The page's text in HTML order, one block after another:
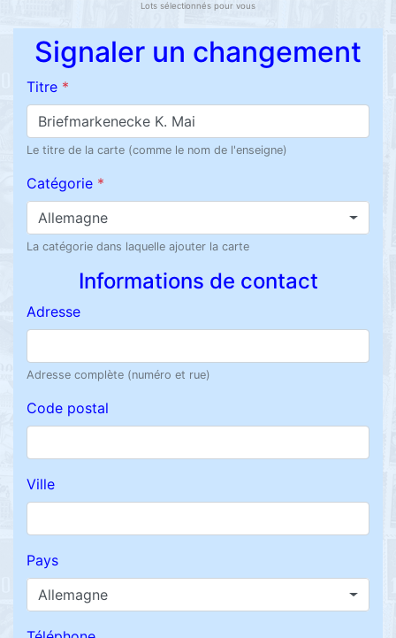
Lots sélectionnés pour vous
Signaler un changement
Titre *
Le titre de la carte (comme le nom de l'enseigne)
Catégorie *
Allemagne
La catégorie dans laquelle ajouter la carte
Informations de contact
Adresse
Adresse complète (numéro et rue)
Code postal
Ville
Pays
Allemagne